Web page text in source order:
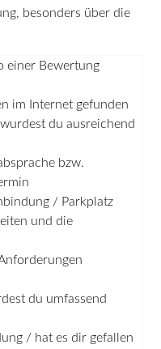
besonders über die
einer Bewertung
im Internet gefunden
du ausreichend
bzw.
/ Parkplatz
und die
du umfassend
/ hat es dir gefallen